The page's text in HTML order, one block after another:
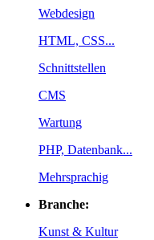
Webdesign
HTML, CSS...
Schnittstellen
CMS
Wartung
PHP, Datenbank...
Mehrsprachig
Branche:
Kunst & Kultur